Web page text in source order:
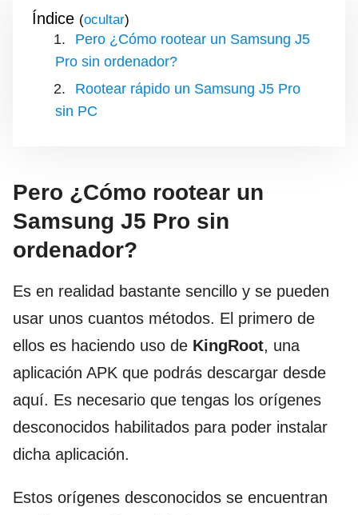
Índice ( )
Pero ¿Cómo rootear un Samsung J5
Pro sin ordenador?
Rootear rápido un Samsung J5 Pro
sin PC
Pero ¿Cómo rootear un
Samsung J5 Pro sin
ordenador?
Es en realidad bastante sencillo y se pueden
usar unos cuantos métodos. El primero de
ellos es haciendo uso de KingRoot, una
aplicación APK que podrás descargar desde
aquí. Es necesario que tengas los orígenes
desconocidos habilitados para poder instalar
dicha aplicación.
Estos orígenes desconocidos se encuentran